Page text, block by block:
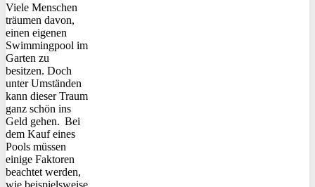
Viele Menschen
träumen davon,
einen eigenen
Swimmingpool im
Garten zu
besitzen. Doch
unter Umständen
kann dieser Traum
ganz schön ins
Geld gehen. Bei
dem Kauf eines
Pools müssen
einige Faktoren
beachtet werden,
wie beispielsweise